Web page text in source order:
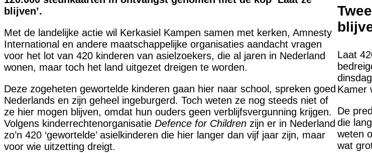
blijven’.
Met de landelijke actie wil Kerkasiel Kampen samen met kerken, Amnesty
International en andere maatschappelijke organisaties aandacht vragen
voor het lot van 420 kinderen van asielzoekers, die al jaren in Nederland
wonen, maar toch het land uitgezet dreigen te worden.
Deze zogeheten gewortelde kinderen gaan hier naar school, spreken goed
Nederlands en zijn geheel ingeburgerd. Toch weten ze nog steeds niet of
ze hier mogen blijven, omdat hun ouders geen verblijfsvergunning krijgen.
Volgens kinderrechtenorganisatie Defence for Children zijn er in Nederland
zo’n 420 ‘gewortelde’ asielkinderen die hier langer dan vijf jaar zijn, maar
voor wie uitzetting dreigt.
Laat
Kamer
De
die
weten
wat